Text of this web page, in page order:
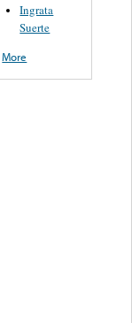
Ingrata
Suerte
More